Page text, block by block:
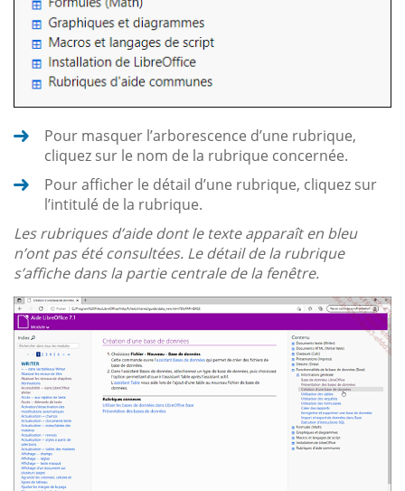
Pour masquer l’arborescence d’une rubrique,
cliquez sur le nom de la rubrique concernée.
Pour afficher le détail d’une rubrique, cliquez sur
l’intitulé de la rubrique.
Les rubriques d’aide dont le texte apparaît en bleu
n’ont pas été consultées. Le détail de la rubrique
s’affiche dans la partie centrale de la fenêtre.